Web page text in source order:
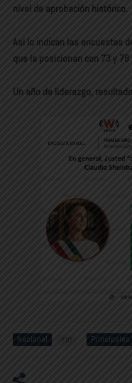
nivel de aprobación histórico.
Así lo indican las encuestas
que la posicionan con 73 y
Un año de liderazgo,
Nacional 797 Principales